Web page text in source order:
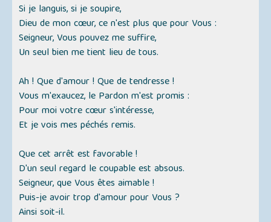
Si je languis, si je soupire,
Dieu de mon cœur, ce n'est plus que pour Vous :
Seigneur, Vous pouvez me suffire,
Un seul bien me tient lieu de tous.
Ah ! Que d'amour ! Que de tendresse !
Vous m'exaucez, le Pardon m'est promis :
Pour moi votre cœur s'intéresse,
Et je vois mes péchés remis.
Que cet arrêt est favorable !
D'un seul regard le coupable est absous.
Seigneur, que Vous êtes aimable !
Puis-je avoir trop d'amour pour Vous ?
Ainsi soit-il.